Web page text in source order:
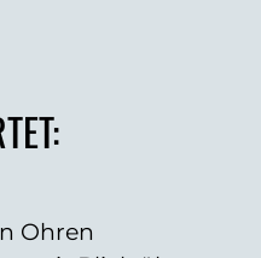
Ohren